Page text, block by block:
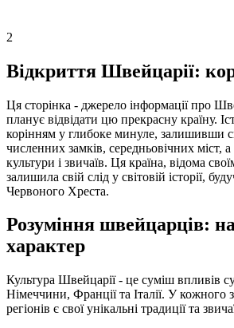
2
Відкриття Швейцарії:
Ця сторінка - джерело інформації про
планує відвідати цю прекрасну країну.
корінням у глибоке минуле, залишивши
численних замків, середньовічних міст,
культури і звичаїв. Ця країна, відома
залишила свій слід у світовій історії,
Червоного Хреста.
Розуміння швейцарців:
характер
Культура Швейцарії - це суміш впливів
Німеччини, Франції та Італії. У кожного
регіонів є свої унікальні традиції та